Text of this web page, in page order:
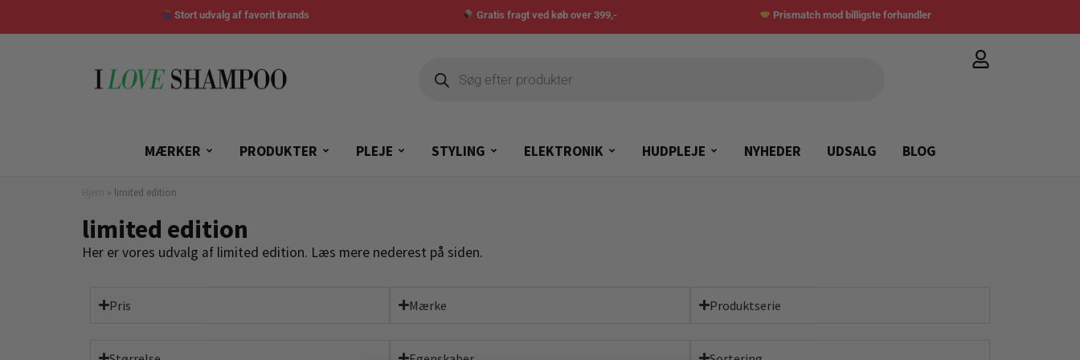
Stort udvalg af favorit brands Gratis fragt ved køb over 399,- Prismatch mod billigste forhandler
MÆRKER PRODUKTER PLEJE STYLING ELEKTRONIK HUDPLEJE NYHEDER UDSALG BLOG
» limited edition
limited edition
Her er vores udvalg af limited edition. Læs mere nederest på siden.
Pris Mærke Produktserie